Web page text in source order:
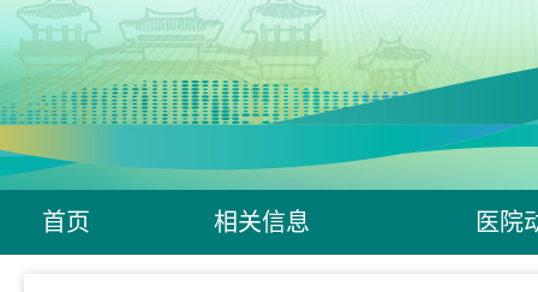
首页 相关信息 医院